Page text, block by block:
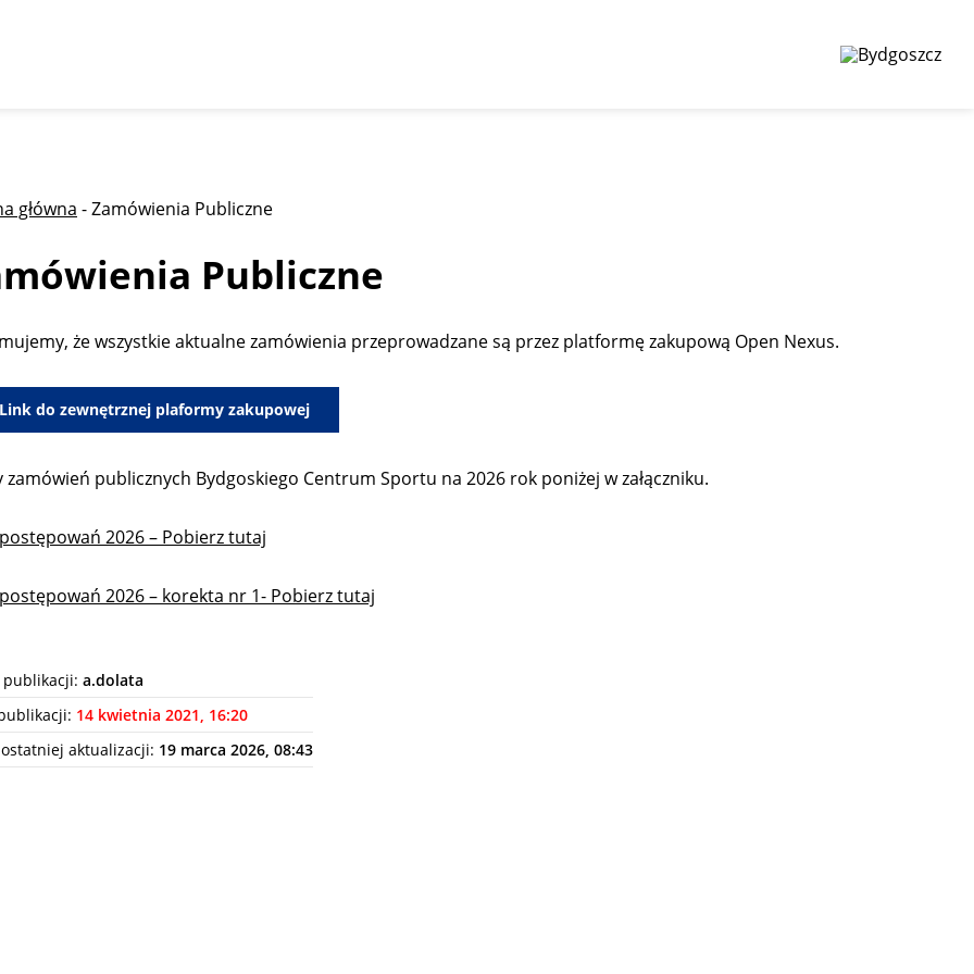
główna -Zamówienia Publiczne
Publiczne
że wszystkie aktualne zamówienia przeprowadzane są przez platformę zakupową Open Nexus.
Link do zewnętrznej plaformy zakupowej
zamówień publicznych Bydgoskiego Centrum Sportu na 2026 rok poniżej w załączniku.
2026 – Pobierz tutaj
2026 – korekta nr 1- Pobierz tutaj
a.dolata
14 kwietnia 2021, 16:20
aktualizacji: 19 marca 2026, 08:43